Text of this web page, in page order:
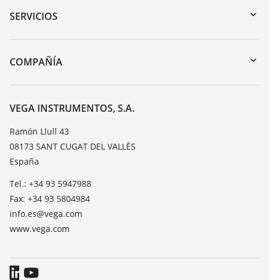
Búsqueda por número de serie
DTM Collection/PACTware
SERVICIOS
Devolución de instrumentos
Cursos de formacion
Lista de resistencias
TeamViewer
COMPAÑÍA
Acerca de VEGA
Contacto
Notícias
Prensa
Blog
VEGA INSTRUMENTOS, S.A.
Ramón Llull 43
08173 SANT CUGAT DEL VALLÈS
España
Tel.: +34 93 5947988
Fax: +34 93 5804984
info.es@vega.com
www.vega.com